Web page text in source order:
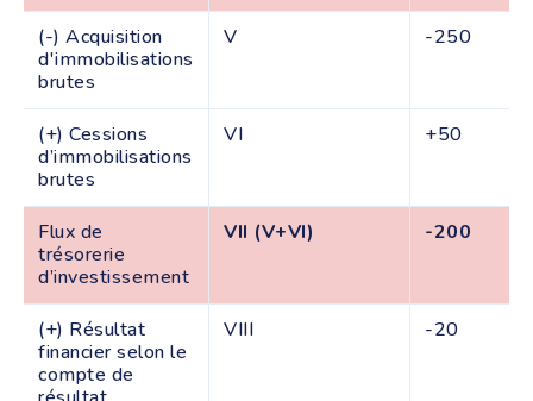
(-) Acquisition
d'immobilisations
brutes
V -250
(+) Cessions
d’immobilisations
brutes
VI +50
Flux de
trésorerie
d’investissement
VII (V+VI) -200
(+) Résultat
financier selon le
compte de
VIII -20